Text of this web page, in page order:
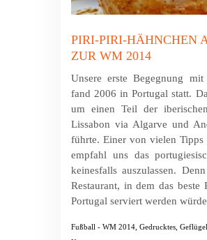
PIRI-PIRI-HÄHNCHEN
ZUR WM 2014
Unsere erste Begegnung
fand 2006 in Portugal statt.
um einen Teil der
Lissabon via Algarve und
führte. Einer von vielen
empfahl uns das
keinesfalls auszulassen.
Restaurant, in dem das beste
Portugal serviert werden
Fußball - WM 2014, Gedrucktes, Geflügel